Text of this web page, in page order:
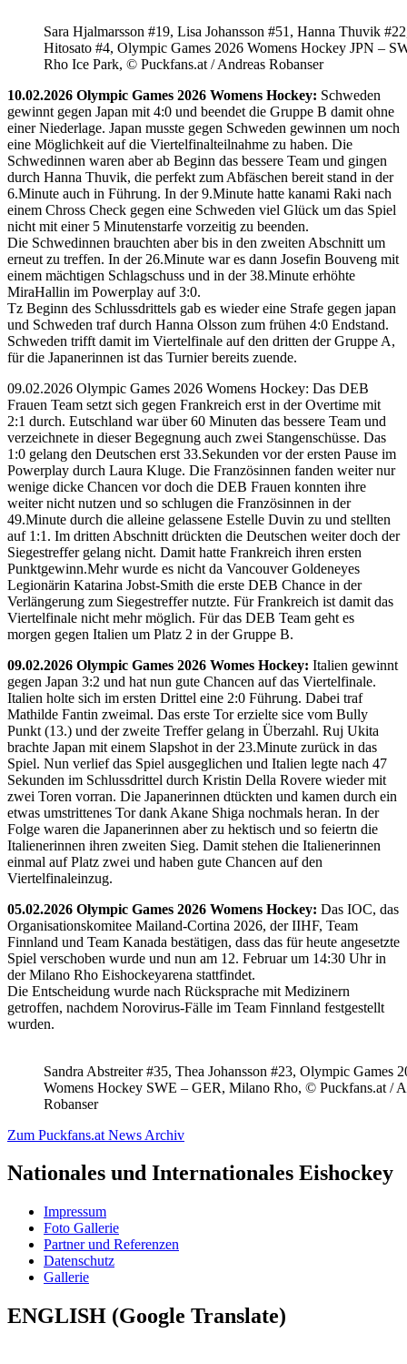
Sara Hjalmarsson #19, Lisa Johansson #51, Hanna Thuvik
Hitosato #4, Olympic Games 2026 Womens Hockey JPN –
Rho Ice Park, © Puckfans.at / Andreas Robanser
10.02.2026 Olympic Games 2026 Womens Hockey: Schweden
gewinnt gegen Japan mit 4:0 und beendet die Gruppe B damit ohne
einer Niederlage. Japan musste gegen Schweden gewinnen um noch
eine Möglichkeit auf die Viertelfinalteilnahme zu haben. Die
Schwedinnen waren aber ab Beginn das bessere Team und gingen
durch Hanna Thuvik, die perfekt zum Abfäschen bereit stand in der
6.Minute auch in Führung. In der 9.Minute hatte kanami Raki nach
einem Chross Check gegen eine Schweden viel Glück um das Spiel
nicht mit einer 5 Minutenstarfe vorzeitig zu beenden.
Die Schwedinnen brauchten aber bis in den zweiten Abschnitt um
erneut zu treffen. In der 26.Minute war es dann Josefin Bouveng mit
einem mächtigen Schlagschuss und in der 38.Minute erhöhte
MiraHallin im Powerplay auf 3:0.
Tz Beginn des Schlussdrittels gab es wieder eine Strafe gegen japan
und Schweden traf durch Hanna Olsson zum frühen 4:0 Endstand.
Schweden trifft damit im Viertelfinale auf den dritten der Gruppe A,
für die Japanerinnen ist das Turnier bereits zuende.
09.02.2026 Olympic Games 2026 Womens Hockey: Das DEB
Frauen Team setzt sich gegen Frankreich erst in der Overtime mit
2:1 durch. Eutschland war über 60 Minuten das bessere Team und
verzeichnete in dieser Begegnung auch zwei Stangenschüsse. Das
1:0 gelang den Deutschen erst 33.Sekunden vor der ersten Pause im
Powerplay durch Laura Kluge. Die Französinnen fanden weiter nur
wenige dicke Chancen vor doch die DEB Frauen konnten ihre
weiter nicht nutzen und so schlugen die Französinnen in der
49.Minute durch die alleine gelassene Estelle Duvin zu und stellten
auf 1:1. Im dritten Abschnitt drückten die Deutschen weiter doch der
Siegestreffer gelang nicht. Damit hatte Frankreich ihren ersten
Punktgewinn.Mehr wurde es nicht da Vancouver Goldeneyes
Legionärin Katarina Jobst-Smith die erste DEB Chance in der
Verlängerung zum Siegestreffer nutzte. Für Frankreich ist damit das
Viertelfinale nicht mehr möglich. Für das DEB Team geht es
morgen gegen Italien um Platz 2 in der Gruppe B.
09.02.2026 Olympic Games 2026 Womes Hockey: Italien gewinnt
gegen Japan 3:2 und hat nun gute Chancen auf das Viertelfinale.
Italien holte sich im ersten Drittel eine 2:0 Führung. Dabei traf
Mathilde Fantin zweimal. Das erste Tor erzielte sice vom Bully
Punkt (13.) und der zweite Treffer gelang in Überzahl. Ruj Ukita
brachte Japan mit einem Slapshot in der 23.Minute zurück in das
Spiel. Nun verlief das Spiel ausgeglichen und Italien legte nach 47
Sekunden im Schlussdrittel durch Kristin Della Rovere wieder mit
zwei Toren vorran. Die Japanerinnen dtückten und kamen durch ein
etwas umstrittenes Tor dank Akane Shiga nochmals heran. In der
Folge waren die Japanerinnen aber zu hektisch und so feiertn die
Italienerinnen ihren zweiten Sieg. Damit stehen die Italienerinnen
einmal auf Platz zwei und haben gute Chancen auf den
Viertelfinaleinzug.
05.02.2026 Olympic Games 2026 Womens Hockey: Das IOC, das
Organisationskomitee Mailand-Cortina 2026, der IIHF, Team
Finnland und Team Kanada bestätigen, dass das für heute angesetzte
Spiel verschoben wurde und nun am 12. Februar um 14:30 Uhr in
der Milano Rho Eishockeyarena stattfindet.
Die Entscheidung wurde nach Rücksprache mit Medizinern
getroffen, nachdem Norovirus-Fälle im Team Finnland festgestellt
wurden.
Sandra Abstreiter #35, Thea Johansson #23, Olympic Games
Womens Hockey SWE – GER, Milano Rho, © Puckfans.at /
Robanser
Zum Puckfans.at News Archiv
Nationales und Internationales Eishockey
Impressum
Foto Gallerie
Partner und Referenzen
Datenschutz
Gallerie
ENGLISH (Google Translate)